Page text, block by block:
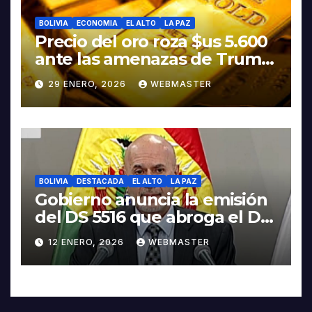
BOLIVIA ECONOMIA EL ALTO LA PAZ
Precio del oro roza $us 5.600
ante las amenazas de Trump
contra Irán
29 ENERO, 2026 WEBMASTER
BOLIVIA DESTACADA EL ALTO LA PAZ
Gobierno anuncia la emisión
del DS 5516 que abroga el DS
5503
12 ENERO, 2026 WEBMASTER